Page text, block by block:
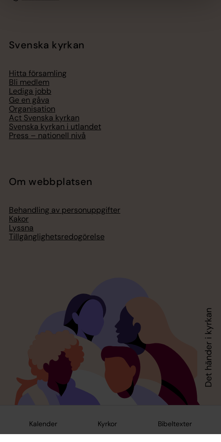
Kalender Kyrkor Bibeltexter
Svenska kyrkan
Hitta församling
Bli medlem
Lediga jobb
Ge en gåva
Organisation
Act Svenska kyrkan
Svenska kyrkan i utlandet
Press – nationell nivå
Om webbplatsen
Behandling av personuppgifter
Kakor
Lyssna
Tillgänglighetsredogörelse